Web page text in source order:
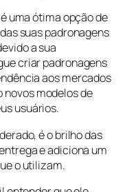
uma ótima opção de
suas padronagens
a sua
criar padronagens
aos mercados
novos modelos de
usuários.
é o brilho das
e adiciona um
o utilizam.